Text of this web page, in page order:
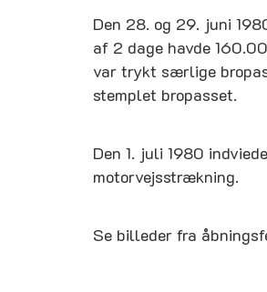
Den 28. og 29. juni
af 2 dage havde
var trykt særlige
stemplet bropasset.
Den 1. juli 1980
motorvejsstrækning.
Se billeder fra